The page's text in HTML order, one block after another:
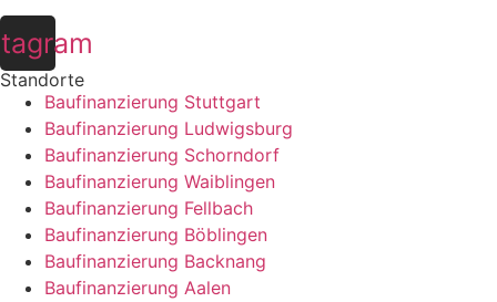
Standorte
Baufinanzierung Stuttgart
Baufinanzierung Ludwigsburg
Baufinanzierung Schorndorf
Baufinanzierung Waiblingen
Baufinanzierung Fellbach
Baufinanzierung Böblingen
Baufinanzierung Backnang
Baufinanzierung Aalen